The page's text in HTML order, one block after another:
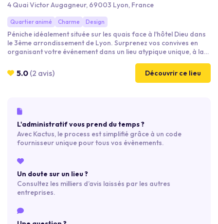
4 Quai Victor Augagneur, 69003 Lyon, France
Quartier animé Charme Design
Péniche idéalement située sur les quais face à l'hôtel Dieu dans
le 3ème arrondissement de Lyon. Surprenez vos convives en
organisant votre événement dans un lieu atypique unique, à la
continent australien. Profitez de nos 3 espaces aux
configurations multiples, en privatisation partielle ou totale.
5.0 (2 avis) Découvrir ce lieu
L'administratif vous prend du temps ?
Avec Kactus, le process est simplifié grâce à un code
fournisseur unique pour tous vos évènements.
Un doute sur un lieu ?
Consultez les milliers d’avis laissés par les autres
entreprises.